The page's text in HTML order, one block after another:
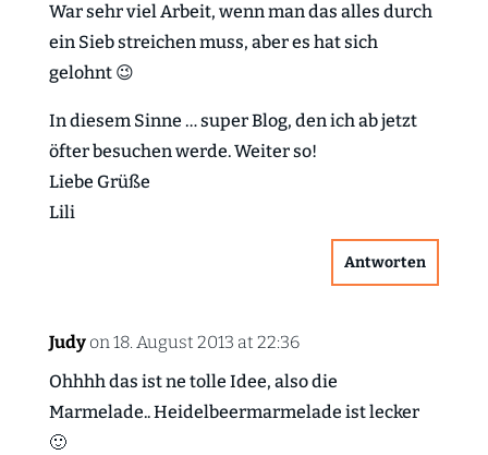
War sehr viel Arbeit, wenn man das alles durch
ein Sieb streichen muss, aber es hat sich
gelohnt 😉
In diesem Sinne … super Blog, den ich ab jetzt
öfter besuchen werde. Weiter so!
Liebe Grüße
Lili
Antworten
Judy on 18. August 2013 at 22:36
Ohhhh das ist ne tolle Idee, also die
Marmelade.. Heidelbeermarmelade ist lecker
🙂